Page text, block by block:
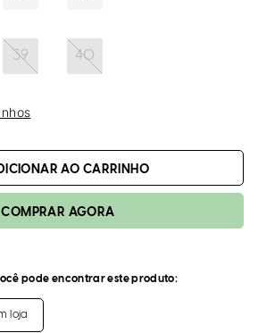
39 40
AO CARRINHO
pode encontrar este produto:
loja